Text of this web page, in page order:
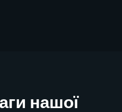
нашої